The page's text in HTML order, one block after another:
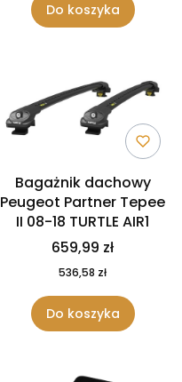
Do koszyka
Bagażnik dachowy
Peugeot Partner Tepee
II 08-18 TURTLE AIR1
659,99 zł
536,58 zł
Do koszyka